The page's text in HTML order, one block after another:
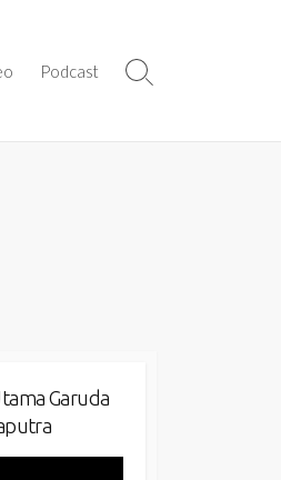
Podcast
Search
Garuda